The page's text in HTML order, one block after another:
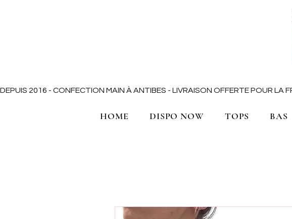
DEPUIS 2016 - CONFECTION MAIN À ANTIBES - LIVRAISON OFFERTE POUR LA
HOME DISPO NOW TOPS BAS